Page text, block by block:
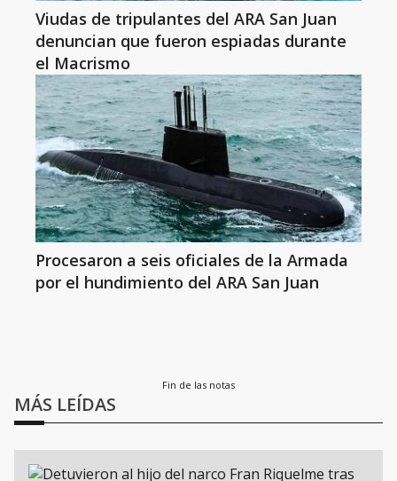
Viudas de tripulantes del ARA San Juan
denuncian que fueron espiadas durante
el Macrismo
Procesaron a seis oficiales de la Armada
por el hundimiento del ARA San Juan
Fin de las notas
MÁS LEÍDAS